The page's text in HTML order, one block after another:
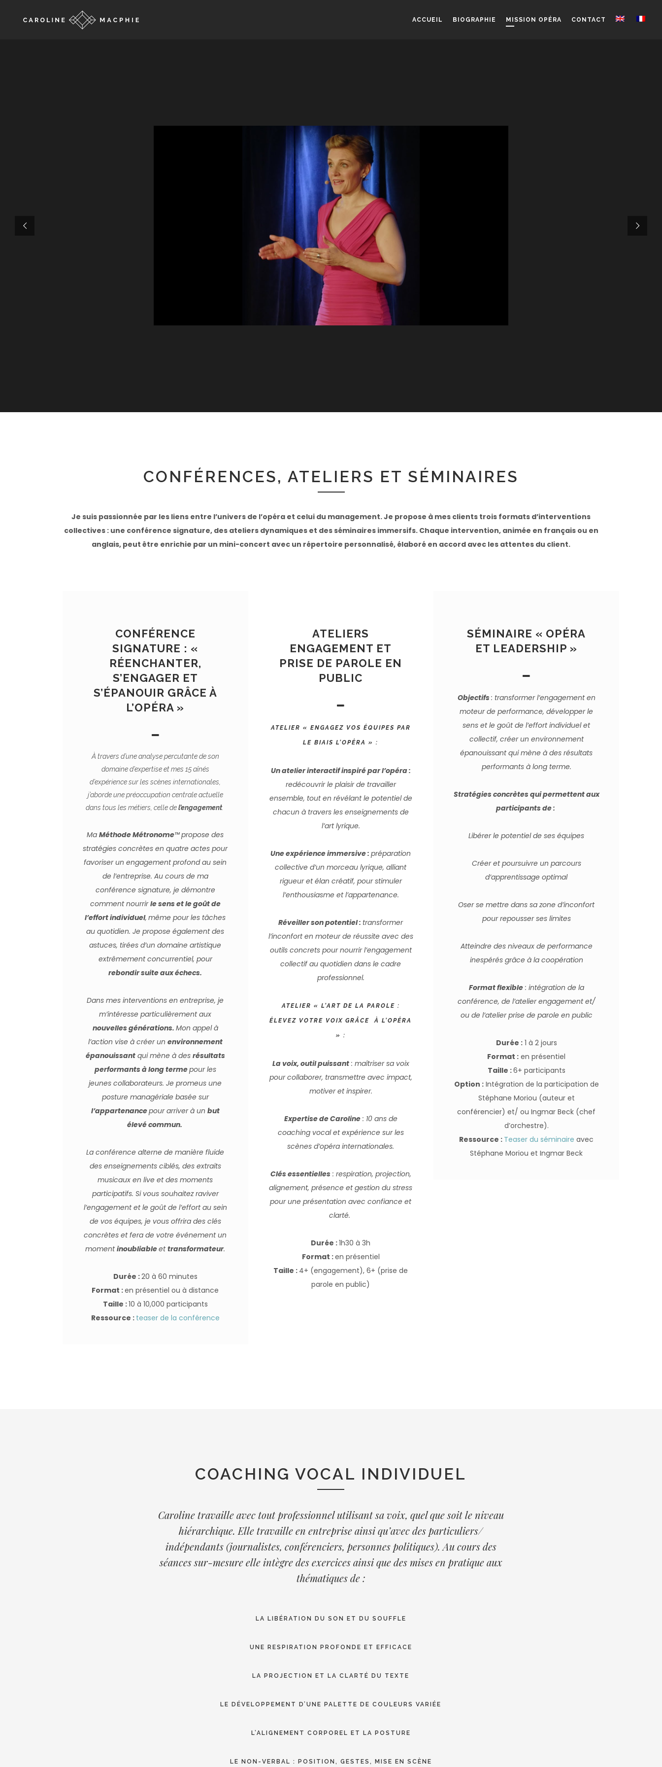
ACCUEIL BIOGRAPHIE MISSION OPÉRA CONTACT
CONFÉRENCES, ATELIERS ET SÉMINAIRES
Je suis passionnée par les liens entre l’univers de l’opéra et celui du management. Je propose à mes clients trois formats d’interventions
collectives : une conférence signature, des ateliers dynamiques et des séminaires immersifs. Chaque intervention, animée en français ou en
anglais, peut être enrichie par un mini-concert avec un répertoire personnalisé, élaboré en accord avec les attentes du client.
CONFÉRENCE
SIGNATURE : «
RÉENCHANTER,
S’ENGAGER ET
S’ÉPANOUIR GRÂCE À
L’OPÉRA »
À travers d’une analyse percutante de son
domaine d’expertise et mes 15 aînés
d’expérience sur les scènes internationales,
j’aborde une préoccupation centrale actuelle
dans tous les métiers, celle del’engagement.
MaMéthode Métronome™️propose des
stratégies concrètes en quatre actes pour
favoriser un engagement profond au sein
de l’entreprise. Au cours de ma
conférence signature, je démontre
comment nourrirle sens et le goût de
l’effort individuel, même pour les tâches
au quotidien. Je propose également des
astuces, tirées d’un domaine artistique
extrêmement concurrentiel, pour
rebondir suite aux échecs.
Dans mes interventions en entreprise, je
m’intéresse particulièrement aux
nouvelles générations. Mon appel à
l’action vise à créer un environnement
épanouissantqui mène à des résultats
performants à long termepour les
jeunes collaborateurs. Je promeus une
posture managériale basée sur
l’appartenancepour arriver à un but
élevé commun.
La conférence alterne de manière fluide
des enseignements ciblés, des extraits
musicaux en live et des moments
participatifs. Si vous souhaitez raviver
l’engagement et le goût de l’effort au sein
de vos équipes, je vous offrira des clés
concrètes et fera de votre événement un
momentinoubliableettransformateur.
Durée :20 à 60 minutes
Format :en présentiel ou à distance
Taille :10 à 10,000 participants
Ressource : teaser de la conférence
ATELIERS
ENGAGEMENT ET
PRISE DE PAROLE EN
PUBLIC
ATELIER « ENGAGEZ VOS ÉQUIPES PAR
LE BIAIS L’OPÉRA » :
Un atelier interactif inspiré par l’opéra :
redécouvrir le plaisir de travailler
ensemble, tout en révélant le potentiel de
chacun à travers les enseignements de
l’art lyrique.
Une expérience immersive :préparation
collective d’un morceau lyrique, alliant
rigueur et élan créatif, pour stimuler
l’enthousiasme et l’appartenance.
Réveiller son potentiel : transformer
l’inconfort en moteur de réussite avec des
outils concrets pour nourrir l’engagement
collectif au quotidien dans le cadre
professionnel.
ATELIER « L’ART DE LA PAROLE :
ÉLEVEZ VOTRE VOIX GRÂCE À L’OPÉRA
» :
La voix, outil puissant: maîtriser sa voix
pour collaborer, transmettre avec impact,
motiver et inspirer.
Expertise de Caroline: 10 ans de
coaching vocal et expérience sur les
scènes d’opéra internationales.
Clés essentielles : respiration, projection,
alignement, présence et gestion du stress
pour une présentation avec confiance et
clarté.
Durée :1h30 à 3h
Format :en présentiel
Taille : 4+ (engagement), 6+ (prise de
parole en public)
SÉMINAIRE « OPÉRA
ET LEADERSHIP »
Objectifs : transformer l’engagement en
moteur de performance, développer le
sens et le goût de l’effort individuel et
collectif, créer un environnement
épanouissant qui mène à des résultats
performants à long terme.
Stratégies concrètes qui permettent aux
participants de :
Libérer le potentiel de ses équipes
Créer et poursuivre un parcours
d’apprentissage optimal
Oser se mettre dans sa zone d’inconfort
pour repousser ses limites
Atteindre des niveaux de performance
inespérés grâce à la coopération
Format flexible: intégration de la
conférence, de l’atelier engagement et/
ou de l’atelier prise de parole en public
Durée :1 à 2 jours
Format : en présentiel
Taille :6+ participants
Option :Intégration de la participation de
Stéphane Moriou (auteur et
conférencier) et/ ou Ingmar Beck (chef
d’orchestre).
Ressource : Teaser du séminaire avec
Stéphane Moriou et Ingmar Beck
COACHING VOCAL INDIVIDUEL
Caroline travaille avec tout professionnel utilisant sa voix, quel que soit le niveau
hiérarchique. Elle travaille en entreprise ainsi qu’avec des particuliers/
indépendants (journalistes, conférenciers, personnes politiques). Au cours des
séances sur-mesure elle intègre des exercices ainsi que des mises en pratique aux
thématiques de :
LA LIBÉRATION DU SON ET DU SOUFFLE
UNE RESPIRATION PROFONDE ET EFFICACE
LA PROJECTION ET LA CLARTÉ DU TEXTE
LE DÉVELOPPEMENT D’UNE PALETTE DE COULEURS VARIÉE
L’ALIGNEMENT CORPOREL ET LA POSTURE
LE NON-VERBAL : POSITION, GESTES, MISE EN SCÈNE